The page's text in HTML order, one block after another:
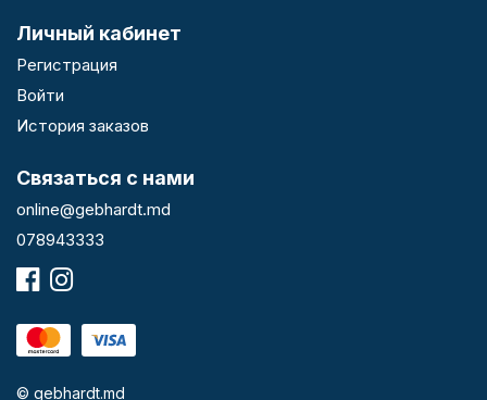
Личный кабинет
Регистрация
Войти
История заказов
Связаться с нами
online@gebhardt.md
078943333
© gebhardt.md